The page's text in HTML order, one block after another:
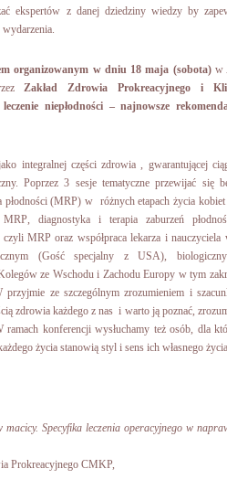
ekspertów z danej dziedziny wiedzy by
organizowanym w dniu 18 maja (sobota) w
Zakład Zdrowia Prokreacyjnego i
niepłodności – najnowsze
integralnej części zdrowia , gwarantującej
Poprzez 3 sesje tematyczne przewijać się
płodności (MRP) w różnych etapach życia
diagnostyka i terapia zaburzeń
MRP oraz współpraca lekarza i nauczyciela
(Gość specjalny z USA),
ze Wschodu i Zachodu Europy w tym
ze szczególnym zrozumieniem i
zdrowia każdego z nas i warto ją poznać,
konferencji wysłuchamy też osób, dla
życia stanowią styl i sens ich własnego
Specyfika leczenia operacyjnego w
Prokreacyjnego CMKP,